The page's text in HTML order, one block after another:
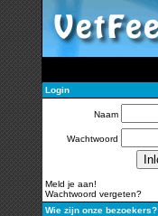
Login
Naam
Wachtwoord
Meld je aan!
Wachtwoord vergeten?
Wie zijn onze bezoekers?